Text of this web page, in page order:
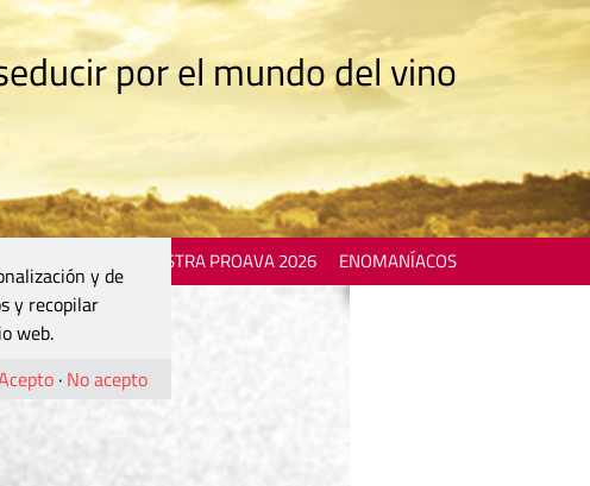
por el mundo del vino
MOSTRA PROAVA 2026 ENOMANÍACOS
y de
y recopilar
web.
· No acepto